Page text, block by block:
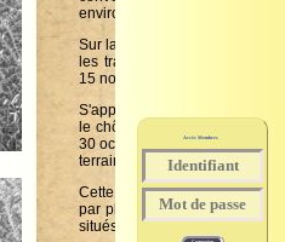
Accès Membres